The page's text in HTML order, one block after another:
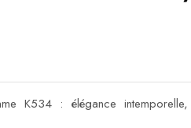
K534 : élégance